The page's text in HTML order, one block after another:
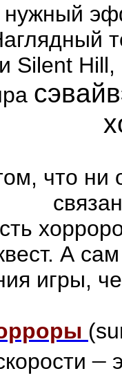
нужный
Silent
что ни
А
игры,
–